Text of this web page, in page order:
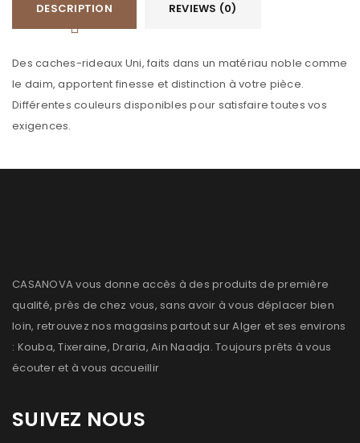
DESCRIPTION REVIEWS (0)
Des caches-rideaux Uni, faits dans un matériau noble comme
le daim, apportent finesse et distinction à votre pièce.
Différentes couleurs disponibles pour satisfaire toutes vos
exigences.
CASANOVA vous donne accès à des produits de première
qualité, près de chez vous, sans avoir à vous déplacer bien
loin, retrouvez nos magasins partout sur Alger et ses environs
: Kouba, Tixeraine, Draria, Ain Naadja. Toujours prêts à vous
écouter et à vous accueillir
SUIVEZ NOUS